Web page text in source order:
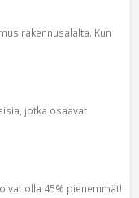
rakennus­alalta. Kun
jotka osaavat
olla 45% pienemmät!